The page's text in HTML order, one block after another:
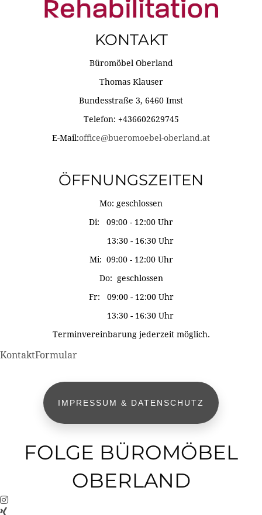
KONTAKT
Büromöbel Oberland
Thomas Klauser
Bundesstraße 3, 6460 Imst
Telefon: +436602629745
E-Mail:office@bueromoebel-oberland.at
ÖFFNUNGSZEITEN
Mo: geschlossen
Di: 09:00 - 12:00 Uhr
13:30 - 16:30 Uhr
Mi: 09:00 - 12:00 Uhr
Do: geschlossen
Fr: 09:00 - 12:00 Uhr
13:30 - 16:30 Uhr
Terminvereinbarung jederzeit möglich.
KontaktFormular
IMPRESSUM & DATENSCHUTZ
FOLGE BÜROMÖBEL
OBERLAND